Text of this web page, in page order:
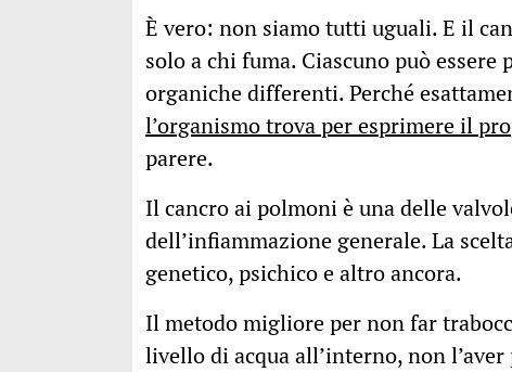
È vero: non siamo tutti uguali. E il
solo a chi fuma. Ciascuno può
organiche differenti. Perché
l’organismo trova per esprimere il
parere.
Il cancro ai polmoni è una delle
dell’infiammazione generale. La
genetico, psichico e altro ancora.
Il metodo migliore per non far
livello di acqua all’interno, non